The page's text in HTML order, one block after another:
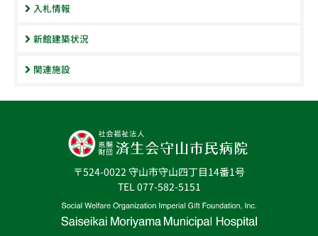
入札情報
新館建築状況
関連施設
〒524-0022 守山市守山四丁目14番1号
TEL 077-582-5151